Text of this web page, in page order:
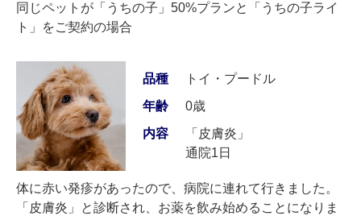
同じペットが「うちの子」50%プランと「うちの子ライ
ト」をご契約の場合
品種
トイ・プードル
年齢
0歳
内容
「皮膚炎」
通院1日
体に赤い発疹があったので、病院に連れて行きました。
「皮膚炎」と診断され、お薬を飲み始めることになりま